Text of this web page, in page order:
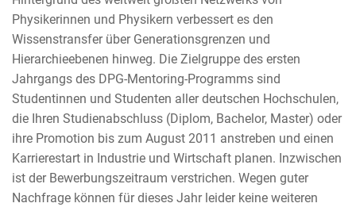
Physikerinnen und Physikern verbessert es den
Wissenstransfer über Generationsgrenzen und
Hierarchieebenen hinweg. Die Zielgruppe des ersten
Jahrgangs des DPG-Mentoring-Programms sind
Studentinnen und Studenten aller deutschen Hochschulen,
die Ihren Studienabschluss (Diplom, Bachelor, Master) oder
ihre Promotion bis zum August 2011 anstreben und einen
Karrierestart in Industrie und Wirtschaft planen. Inzwischen
ist der Bewerbungszeitraum verstrichen. Wegen guter
Nachfrage können für dieses Jahr leider keine weiteren